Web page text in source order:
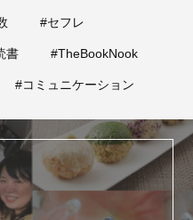
#セフレ
書 #TheBookNook
#コミュニケーション